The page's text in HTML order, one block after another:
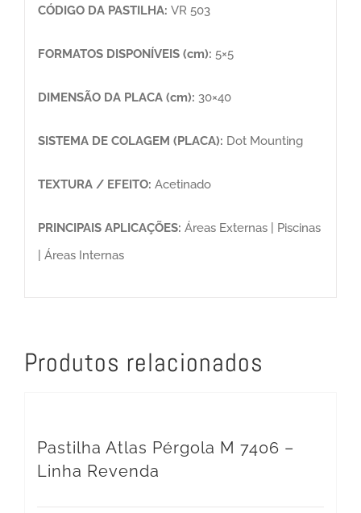
CÓDIGO DA PASTILHA: VR 503
FORMATOS DISPONÍVEIS (cm): 5×5
DIMENSÃO DA PLACA (cm): 30×40
SISTEMA DE COLAGEM (PLACA): Dot Mounting
TEXTURA / EFEITO: Acetinado
PRINCIPAIS APLICAÇÕES: Áreas Externas | Piscinas
| Áreas Internas
Produtos relacionados
Pastilha Atlas Pérgola M 7406 –
Linha Revenda